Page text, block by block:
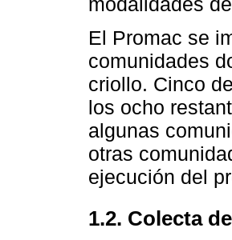
El Promac se
comunidades
criollo. Cinco
los ocho
algunas
otras
ejecución del
1.2. Colecta